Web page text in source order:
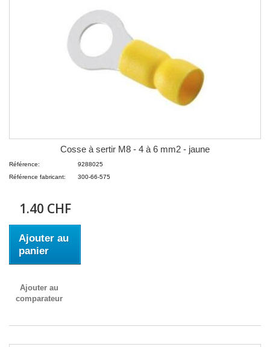
Cosse à sertir M8 - 4 à 6 mm2 - jaune
Référence:
9288025
Référence fabricant:
300-66-575
1.40 CHF
Ajouter au
panier
Ajouter au
comparateur